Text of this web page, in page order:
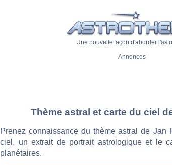
Une nouvelle façon d'aborder
Annonces
Thème astral et carte du ciel
Prenez connaissance du thème astral de Jan
ciel, un extrait de portrait astrologique et le
planétaires.